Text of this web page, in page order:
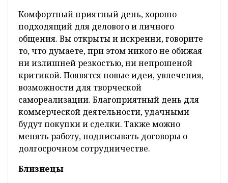
Комфортный приятный день, хорошо
подходящий для делового и личного
общения. Вы открыты и искренни, говорите
то, что думаете, при этом никого не обижая
ни излишней резкостью, ни непрошеной
критикой. Появятся новые идеи, увлечения,
возможности для творческой
самореализации. Благоприятный день для
коммерческой деятельности, удачными
будут покупки и сделки. Также можно
менять работу, подписывать договоры о
долгосрочном сотрудничестве.
Близнецы